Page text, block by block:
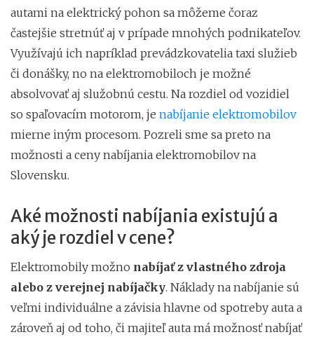
autami na elektrický pohon sa môžeme čoraz
častejšie stretnúť aj v prípade mnohých podnikateľov.
Využívajú ich napríklad prevádzkovatelia taxi služieb
či donášky, no na elektromobiloch je možné
absolvovať aj služobnú cestu. Na rozdiel od vozidiel
so spaľovacím motorom, je nabíjanie elektromobilov
mierne iným procesom. Pozreli sme sa preto na
možnosti a ceny nabíjania elektromobilov na
Slovensku.
Aké možnosti nabíjania existujú a
aký je rozdiel v cene?
Elektromobily možno nabíjať z vlastného zdroja
alebo z verejnej nabíjačky. Náklady na nabíjanie sú
veľmi individuálne a závisia hlavne od spotreby auta a
zároveň aj od toho, či majiteľ auta má možnosť nabíjať